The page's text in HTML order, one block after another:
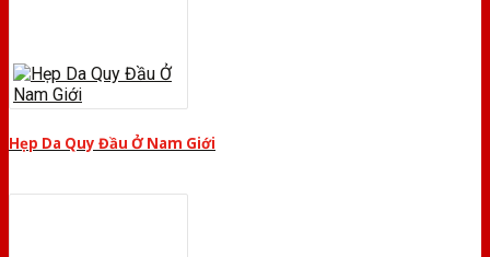
Hẹp Da Quy Đầu Ở Nam Giới